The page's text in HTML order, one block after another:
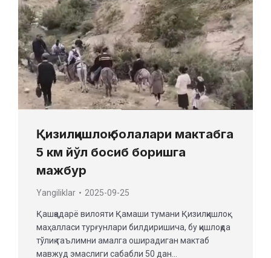
Қизилқишлоқ болалари мактабга
5 км йўл босиб боришга
мажбур
Yangiliklar 2025-09-25
Қашқадарё вилояти Қамаши тумани Қизилқишлоқ
маҳалласи турғунлари билдиришича, бу қишлоқда
тўлиқ таълимни амалга оширадиган мактаб
мавжуд эмаслиги сабабли 50 дан…